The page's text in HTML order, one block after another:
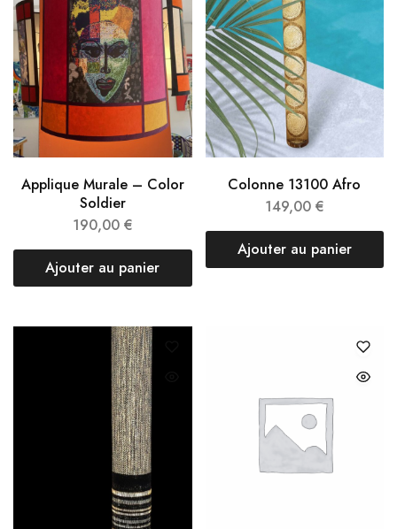
Applique Murale – Color
Soldier
190,00 €
Ajouter au panier
Colonne 13100 Afro
149,00 €
Ajouter au panier